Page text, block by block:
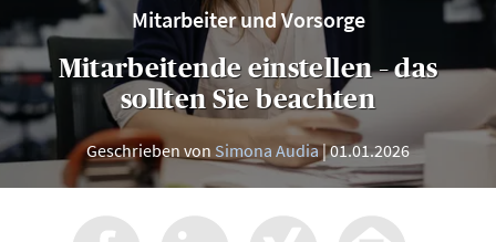
Mitarbeiter und Vorsorge
Mitarbeitende einstellen – das
sollten Sie beachten
Geschrieben von Simona Audia 01.01.2026